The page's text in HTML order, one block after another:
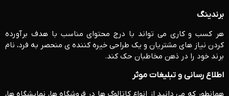
برندینگ
هر کسب و کاری می تواند با درج محتوای مناسب با هدف برآورده
کردن نیاز های مشتریان و یک طراحی خیره کننده ی منحصر به فرد، نام
برند خود را در ذهن مخاطبان حک کند.
اطلاع رسانی و تبلیغات موثر